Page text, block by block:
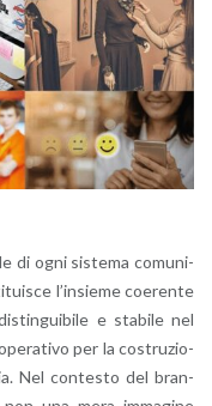
di ogni si­ste­ma co­mu­ni­
l’in­sie­me coe­ren­te
e sta­bi­le nel
per la co­stru­zio­
Nel con­te­sto del bran­